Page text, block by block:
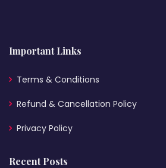
Important Links
Terms & Conditions
Refund & Cancellation Policy
Privacy Policy
Recent Posts